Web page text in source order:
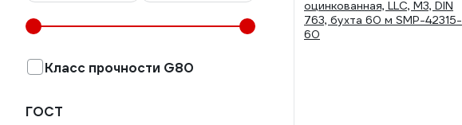
Класс прочности G80
ГОСТ